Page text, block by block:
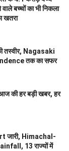
बच्चों का भी निकला
खतरा
तस्वीर, Nagasaki
तक का सफर
की हर बड़ी खबर, हर
जारी, Himachal-
13 राज्यों में